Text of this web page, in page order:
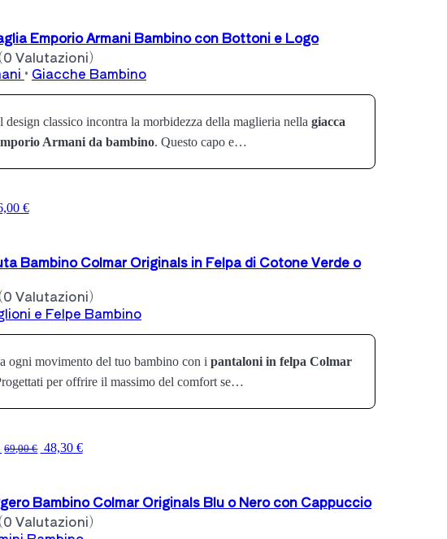
Emporio Armani Bambino con Bottoni e Logo
(0 Valutazioni)
• Giacche Bambino
design classico incontra la morbidezza della maglieria nella giacca
Armani da bambino. Questo capo e…
€
Bambino Colmar Originals in Felpa di Cotone Verde o
(0 Valutazioni)
e Felpe Bambino
ogni movimento del tuo bambino con i pantaloni in felpa Colmar
per offrire il massimo del comfort se…
69,00 € 48,30 €
Bambino Colmar Originals Blu o Nero con Cappuccio
(0 Valutazioni)